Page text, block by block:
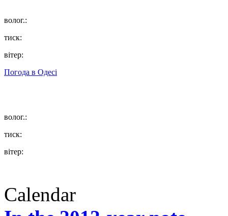
волог.:
тиск:
вітер:
Погода в Одесі
волог.:
тиск:
вітер:
Calendar